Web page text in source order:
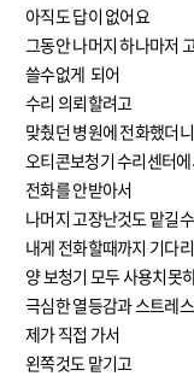
아직도 답이 없어요
그동안 나머지 하나마저
쓸수없게 되어
수리 의뢰할려고
맞췄던 병원에 전화했더니
오티콘보청기 수리센터
전화를 안받아서
나머지 고장난것도 맡길
내게 전화할때까지 기다
양 보청기 모두 사용치못
극심한 열등감과 스트레
제가 직접 가서
왼쪽것도 맡기고